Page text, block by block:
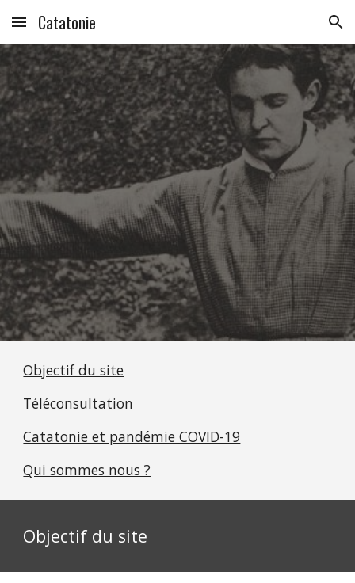
Skip to main content Skip to navigation
Catatonie
Objectif du site
Téléconsultation
Catatonie et pandémie COVID-19
Qui sommes nous ?
Objectif du site